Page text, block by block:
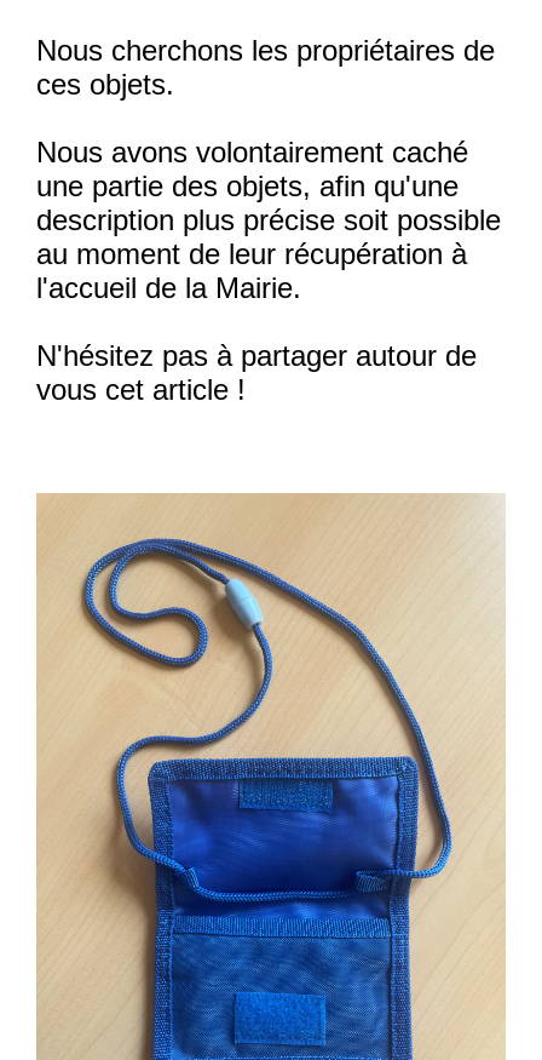
Nous cherchons les propriétaires de
ces objets.
Nous avons volontairement caché
une partie des objets, afin qu'une
description plus précise soit possible
au moment de leur récupération à
l'accueil de la Mairie.
N'hésitez pas à partager autour de
vous cet article !